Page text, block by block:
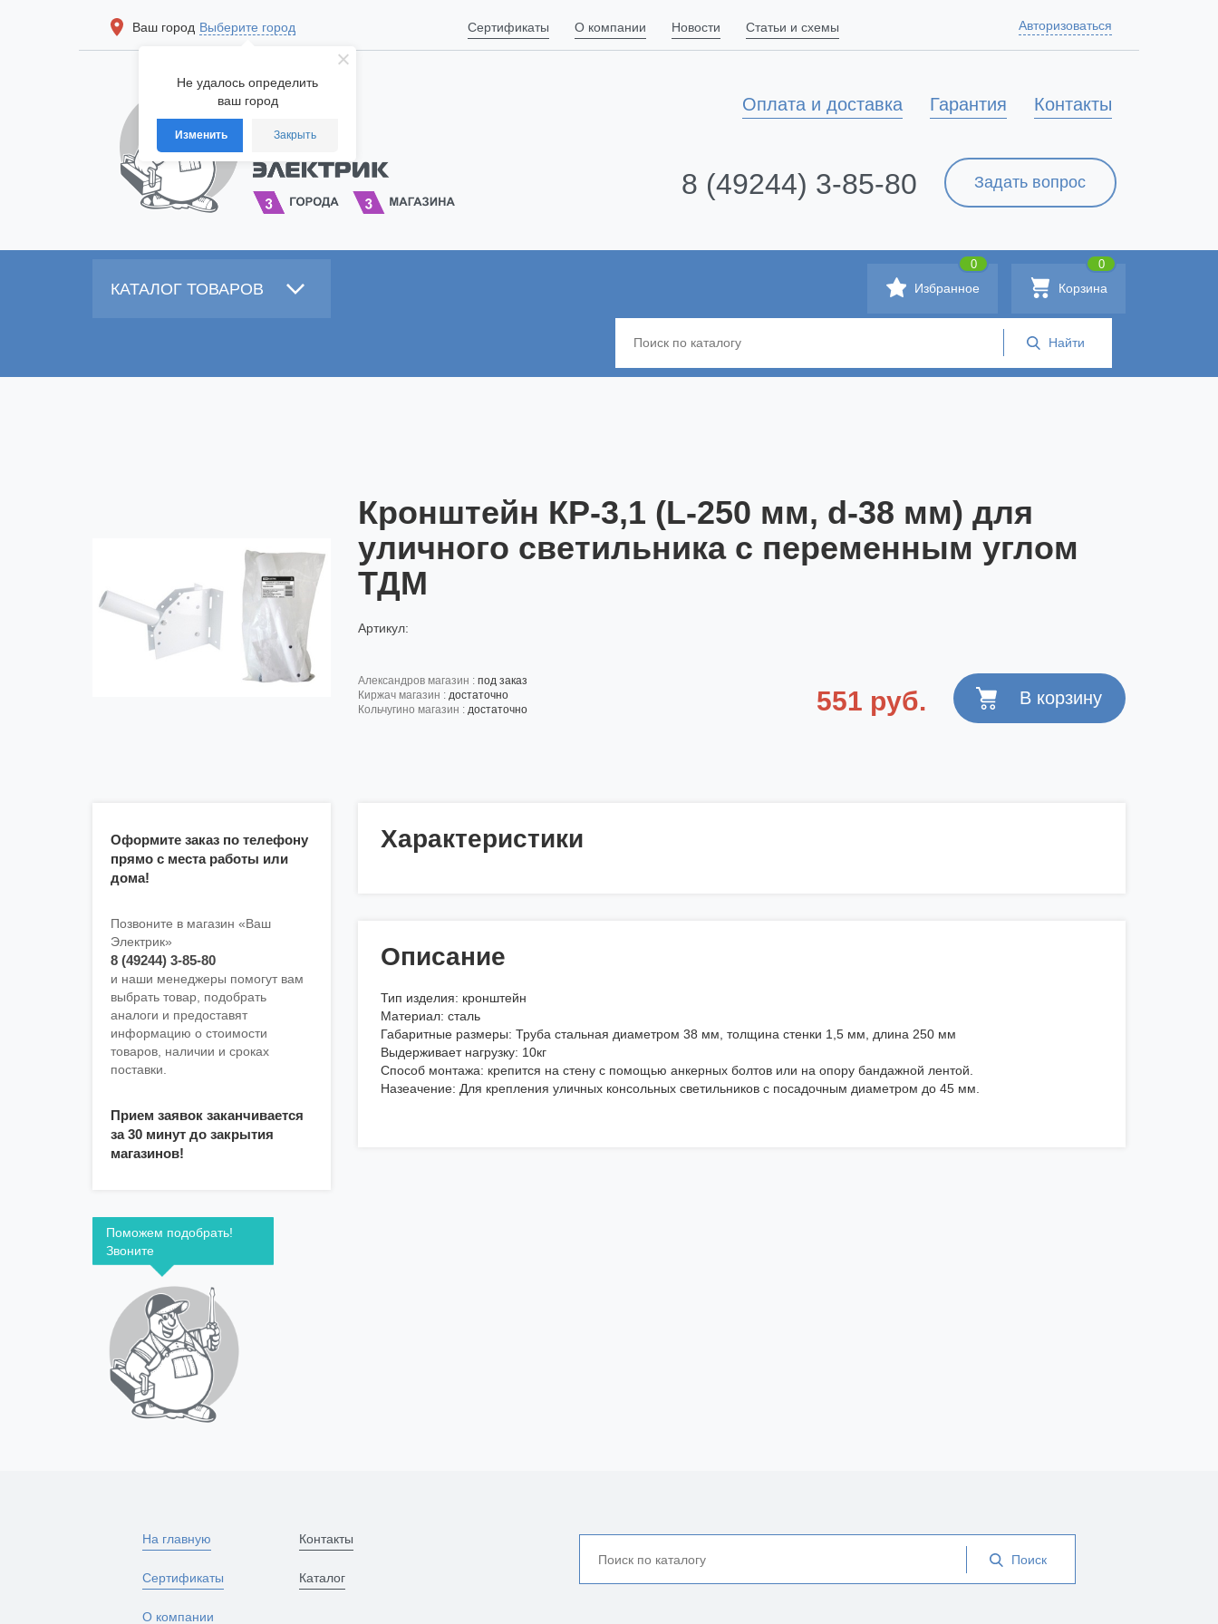
Не удалось определить
ваш город
Изменить Закрыть
Ваш город Выберите город Сертификаты О компании Новости Статьи и схемы Авторизоваться
Контакты
Гарантия
Оплата и доставка
Задать вопрос
8 (49244) 3-85-80
КАТАЛОГ ТОВАРОВ Корзина
0
Избранное
0
Кронштейн КР-3,1 (L-250 мм, d-38 мм) для
уличного светильника с переменным углом
ТДМ
Артикул:
александров магазин : под заказ
киржач магазин : достаточно
кольчугино магазин : достаточно 551 руб.
Оформите заказ по телефону
прямо с места работы или
дома!
Позвоните в магазин «Ваш
Электрик»
8 (49244) 3-85-80
и наши менеджеры помогут вам
выбрать товар, подобрать
аналоги и предоставят
информацию о стоимости
товаров, наличии и сроках
поставки.
Прием заявок заканчивается
за 30 минут до закрытия
магазинов!
Поможем подобрать!
Звоните
Характеристики
Описание
Тип изделия: кронштейн
Материал: сталь
Габаритные размеры: Труба стальная диаметром 38 мм, толщина стенки 1,5 мм, длина 250 мм
Выдерживает нагрузку: 10кг
Способ монтажа: крепится на стену с помощью анкерных болтов или на опору бандажной лентой.
Назеачение: Для крепления уличных консольных светильников с посадочным диаметром до 45 мм.
На главную
Сертификаты
О компании
Контакты
Каталог